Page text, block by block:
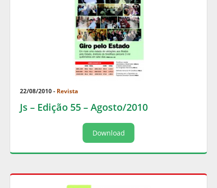
22/08/2010 - Revista
Js – Edição 55 – Agosto/2010
Download